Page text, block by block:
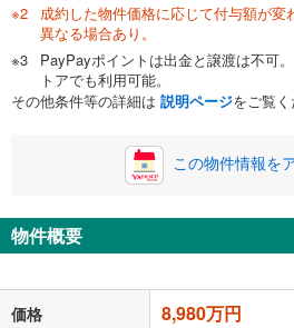
0万円
自己資金から住宅購入にかけられ
い。一般的には物件価格の2割まで
閉じる
ボーナス
0円
ナス時の増額分（1回分）を入力し
ボーナス払いの限度額は金融機関
閉じる
月々の返済額 233,107円/月
成約した物件価格に応じて付与額が変
異なる場合あり。
PayPayポイントは出金と譲渡は不可
トアでも利用可能。
その他条件等の詳細は 説明ページをご覧く
この物件情報を
物件概要
価格 8,980万円